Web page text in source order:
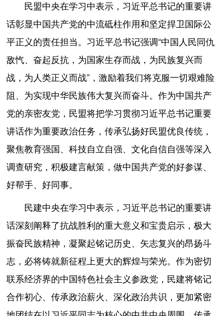
民盟中央在学习中表示，习近平总书记的重要讲
话彰显中国共产党的中流砥柱作用和坚定捍卫国际公
平正义的责任担当。习近平总书记强调“中国人民同仇
敌忾、奋起反抗，为国家生存而战，为民族复兴而
战，为人类正义而战”，激励着我们将克服一切艰难险
阻、为实现中华民族伟大复兴而奋斗。作为中国共产
党的亲密友党，民盟将把学习贯彻习近平总书记重要
讲话作为重要政治任务，传承弘扬好民盟优良传统，
聚焦教育强国、科技自立自强、文化自信自强等深入
调查研究，积极建言献策，做中国共产党的好参谋、
好帮手、好同事。
民建中央在学习中表示，习近平总书记的重要讲
话深刻阐释了抗战胜利的重大意义和宝贵启示，极大
振奋民族精神，凝聚起铭记历史、矢志复兴的昂扬斗
志，必将铸就新征程上更大的辉煌与荣光。作为密切
联系经济界的中国特色社会主义参政党，民建将铭记
合作初心、传承政治薪火、深化政治共识，更加紧密